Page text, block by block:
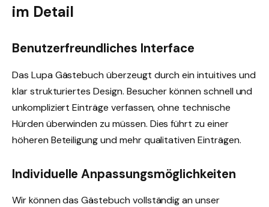
im Detail
Benutzerfreundliches Interface
Das Lupa Gästebuch überzeugt durch ein intuitives und
klar strukturiertes Design. Besucher können schnell und
unkompliziert Einträge verfassen, ohne technische
Hürden überwinden zu müssen. Dies führt zu einer
höheren Beteiligung und mehr qualitativen Einträgen.
Individuelle Anpassungsmöglichkeiten
Wir können das Gästebuch vollständig an unser